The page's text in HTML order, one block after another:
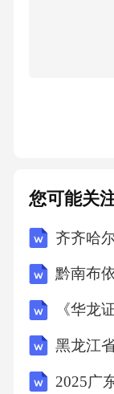
内。（二）
有权向有管
任何变更或
订书面协议
定或约定的
应对在本合
密、个人隐
同意，不得
您可能关